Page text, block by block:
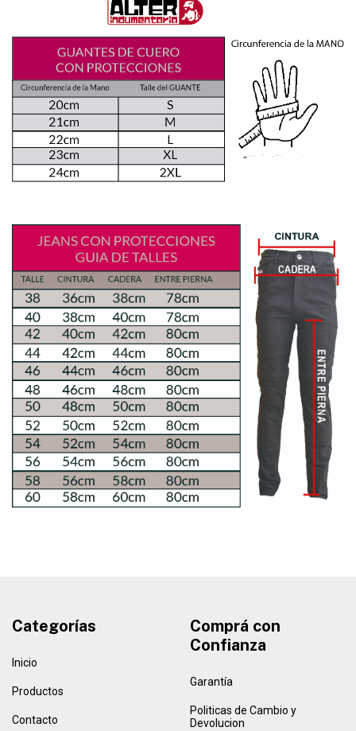
Categorías
Inicio
Productos
Contacto
Comprá con
Confianza
Garantía
Politicas de Cambio y
Devolucion